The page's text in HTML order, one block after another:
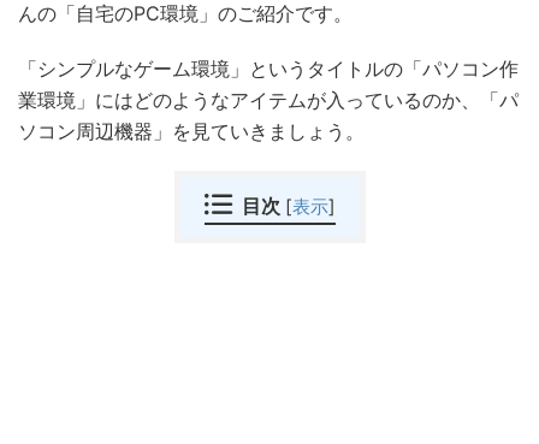
んの「自宅のPC環境」のご紹介です。
「シンプルなゲーム環境」というタイトルの「パソコン作
業環境」にはどのようなアイテムが入っているのか、「パ
ソコン周辺機器」を見ていきましょう。
目次 [表示]